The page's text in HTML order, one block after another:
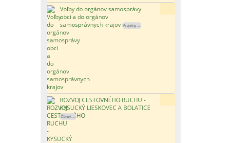
Voľby do orgánov samosprávy
obcí a do orgánov
samosprávnych krajov Projekty ...
ROZVOJ CESTOVNÉHO RUCHU -
KYSUCKÝ LIESKOVEC A BOLATICE
Článek ...